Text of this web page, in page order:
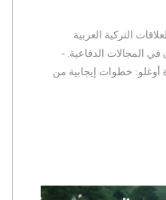
التركية العربية
في المجالات الدفاعية. -
أوغلو: خطوات إيجابية من